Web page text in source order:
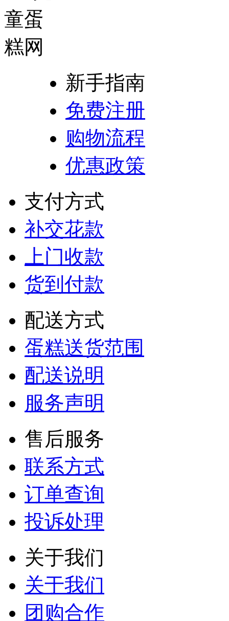
新手指南
免费注册
购物流程
优惠政策
支付方式
补交花款
上门收款
货到付款
配送方式
蛋糕送货范围
配送说明
服务声明
售后服务
联系方式
订单查询
投诉处理
关于我们
关于我们
团购合作